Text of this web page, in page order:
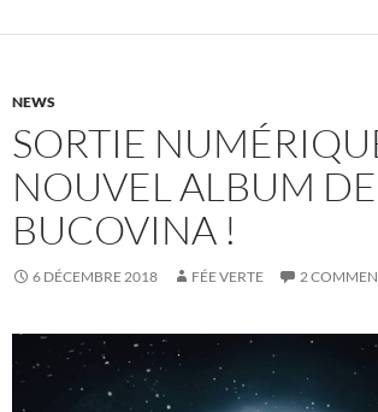
NEWS
SORTIE
NOUVEL ALBUM DE
BUCOVINA !
6 DÉCEMBRE 2018 FÉE VERTE 2